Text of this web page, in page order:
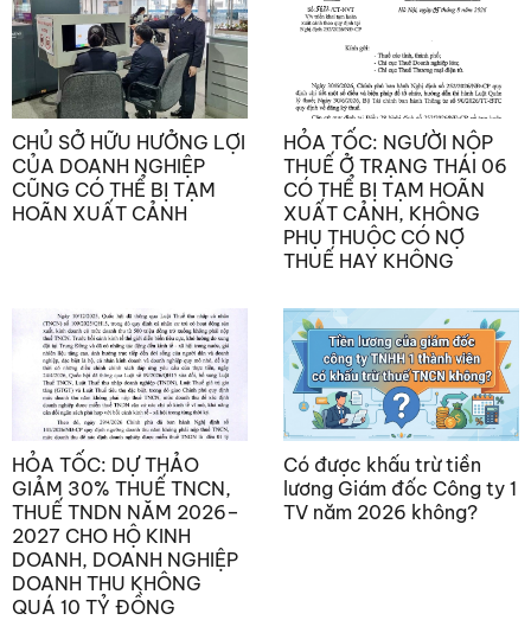
CHỦ SỞ HỮU HƯỞNG LỢI
CỦA DOANH NGHIỆP
CŨNG CÓ THỂ BỊ TẠM
HOÃN XUẤT CẢNH
HỎA TỐC: NGƯỜI NỘP
THUẾ Ở TRẠNG THÁI 06
CÓ THỂ BỊ TẠM HOÃN
XUẤT CẢNH, KHÔNG
PHỤ THUỘC CÓ NỢ
THUẾ HAY KHÔNG
HỎA TỐC: DỰ THẢO
GIẢM 30% THUẾ TNCN,
THUẾ TNDN NĂM 2026–
2027 CHO HỘ KINH
DOANH, DOANH NGHIỆP
DOANH THU KHÔNG
QUÁ 10 TỶ ĐỒNG
Có được khấu trừ tiền
lương Giám đốc Công ty 1
TV năm 2026 không?